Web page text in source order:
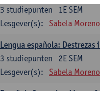
1E SEM
3 studiepunten
Lesgever(s):
Sabela
Lengua española: Destrezas
2E SEM
3 studiepunten
Lesgever(s):
Sabela